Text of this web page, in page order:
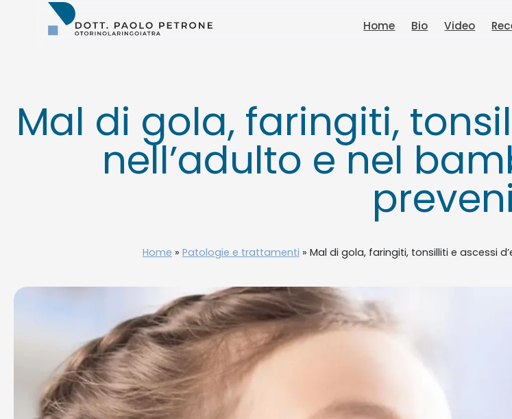
Otorino
Bari
Home Bio Video
Mal di gola, faringiti,
nell’adulto e nel
Home » Patologie e trattamenti » Mal di gola, faringiti, tonsilliti e ascessi